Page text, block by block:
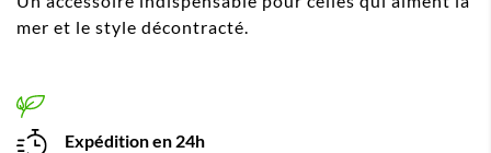
mer et le style décontracté.
Expédition en 24h